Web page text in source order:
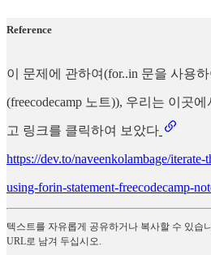
Reference
이 문제에 관하여(for..in 문을 사용
(freecodecamp 노트)), 우리는 이곳
고 링크를 클릭하여 보았다
https://dev.to/naveenkolambage/
using-forin-statement-freecodecamp-
텍스트를 자유롭게 공유하거나 복사할 수 있습
URL로 남겨 두십시오.